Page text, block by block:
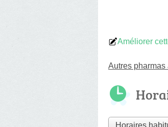
Améliorer
Autres pharmas